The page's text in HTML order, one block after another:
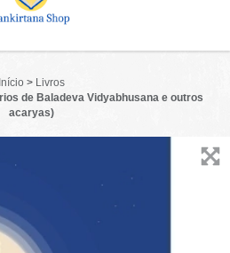
Início > Livros
de Baladeva Vidyabhusana e outros
acaryas)